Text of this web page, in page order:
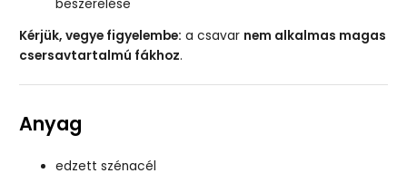
beszerelése
Kérjük, vegye figyelembe: a csavar nem alkalmas magas
csersavtartalmú fákhoz.
Anyag
edzett szénacél